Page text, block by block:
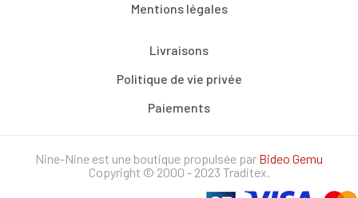
Mentions légales
Livraisons
Politique de vie privée
Paiements
Nine-Nine est une boutique propulsée par Bideo Gemu
Copyright © 2000 - 2023 Traditex.